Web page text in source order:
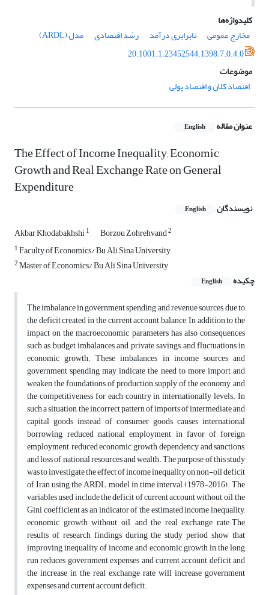
کلیدواژه‌ها
مخارج عمومی
نابرابری درآمد رشد اقتصادی
مدل (ARDL)
20.1001.1.23452544.1398.7.0.4.0
موضوعات
اقتصاد کلان و اقتصاد پولی
عنوان مقاله English
The Effect of Income Inequality, Economic
Growth and Real Exchange Rate on General
Expenditure
نویسندگان English
Akbar Khodabakhshi1 Borzou Zohrehvand2
1Faculty of Economics/ Bu Ali Sina University
2Master of Economics/ Bu Ali Sina University
چکیده
English
The imbalance in government spending and revenue sources, due to
the deficit created in the current account balance, In addition to the
impact on the macroeconomic parameters has also consequences
such as, budget imbalances and private savings, and fluctuations in
economic growth. These imbalances in income sources and
government spending may indicate the need to more import and
weaken the foundations of production, supply of the economy, and
the competitiveness for each country in internationally levels. In
such a situation, the incorrect pattern of imports of intermediate and
capital goods instead of consumer goods causes international
borrowing, reduced national employment in favor of foreign
employment, reduced economic growth, dependency and sanctions,
and loss of national resources and wealth. The purpose of this study
was to investigate the effect of income inequality on non-oil deficit
of Iran using the ARDL model in time interval (1978-2016). The
variables used include the deficit of current account without oil, the
Gini coefficient as an indicator of the estimated income inequality,
economic growth without oil, and the real exchange rate.The
results of research findings during the study period show that
improving inequality of income and economic growth in the long
run reduces government expenses and current account deficit and
the increase in the real exchange rate will increase government
expenses and current account deficit.